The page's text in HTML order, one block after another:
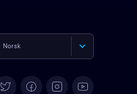
Norsk